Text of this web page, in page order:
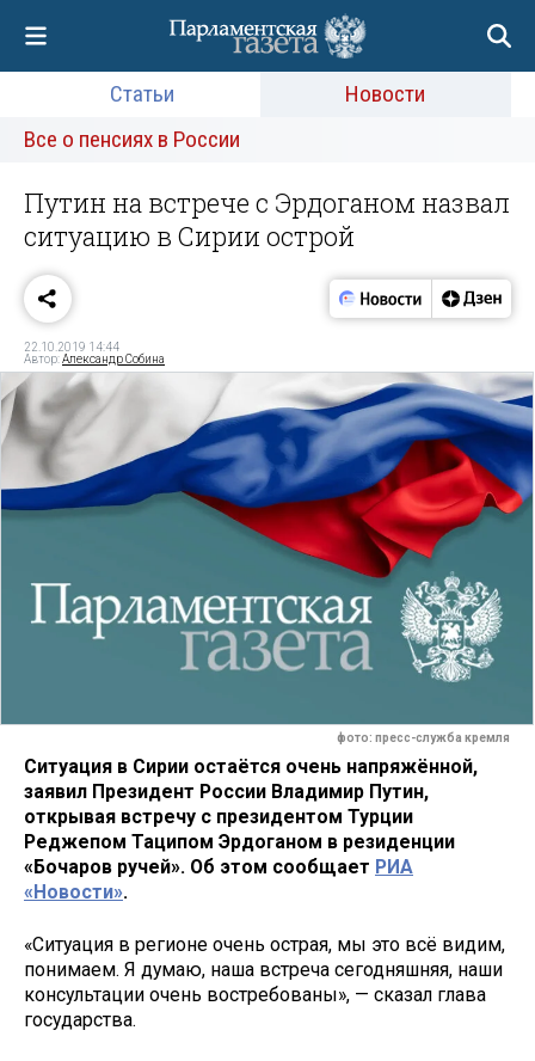
Статьи
Новости
Все о пенсиях в России
Путин на встрече с Эрдоганом назвал
ситуацию в Сирии острой
22.10.2019 14:44
Автор:Александр Собина
фото: пресс-служба кремля
Ситуация в Сирии остаётся очень напряжённой,
заявил Президент России Владимир Путин,
открывая встречу с президентом Турции
Реджепом Таципом Эрдоганом в резиденции
«Бочаров ручей». Об этом сообщает РИА
«Новости».
«Ситуация в регионе очень острая, мы это всё видим,
понимаем. Я думаю, наша встреча сегодняшняя, наши
консультации очень востребованы», — сказал глава
государства.